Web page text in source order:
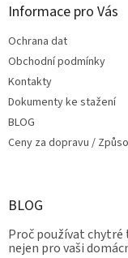
Informace pro Vás
Ochrana dat
Obchodní podmínky
Kontakty
Dokumenty ke stažení
BLOG
Ceny za dopravu /
BLOG
Proč používat
nejen pro vaši